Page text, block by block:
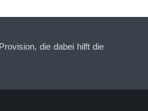
die dabei hilft die